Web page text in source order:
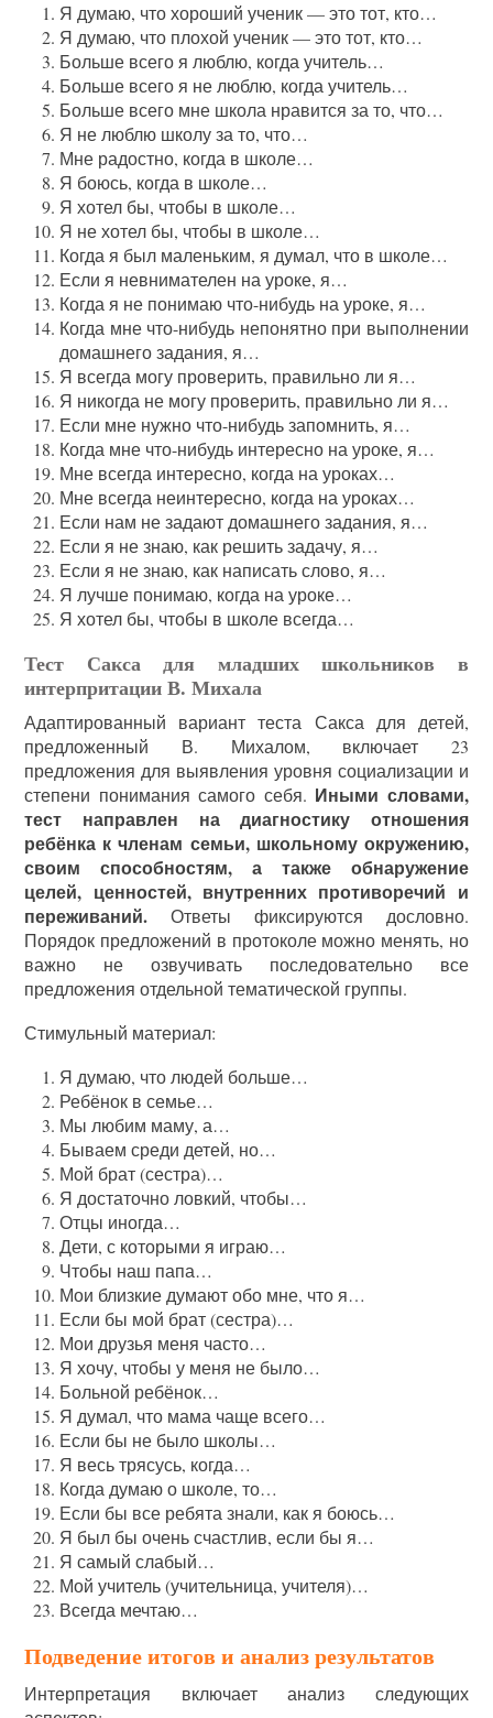
Я думаю, что хороший ученик — это тот, кто…
Я думаю, что плохой ученик — это тот, кто…
Больше всего я люблю, когда учитель…
Больше всего я не люблю, когда учитель…
Больше всего мне школа нравится за то, что…
Я не люблю школу за то, что…
Мне радостно, когда в школе…
Я боюсь, когда в школе…
Я хотел бы, чтобы в школе…
Я не хотел бы, чтобы в школе…
Когда я был маленьким, я думал, что в школе…
Если я невнимателен на уроке, я…
Когда я не понимаю что-нибудь на уроке, я…
Когда мне что-нибудь непонятно при выполнении
домашнего задания, я…
Я всегда могу проверить, правильно ли я…
Я никогда не могу проверить, правильно ли я…
Если мне нужно что-нибудь запомнить, я…
Когда мне что-нибудь интересно на уроке, я…
Мне всегда интересно, когда на уроках…
Мне всегда неинтересно, когда на уроках…
Если нам не задают домашнего задания, я…
Если я не знаю, как решить задачу, я…
Если я не знаю, как написать слово, я…
Я лучше понимаю, когда на уроке…
Я хотел бы, чтобы в школе всегда…
Тест Сакса для младших школьников в
интерпритации В. Михала
Адаптированный вариант теста Сакса для детей,
предложенный В. Михалом, включает 23
предложения для выявления уровня социализации и
степени понимания самого себя. Иными словами,
тест направлен на диагностику отношения
ребёнка к членам семьи, школьному окружению,
своим способностям, а также обнаружение
целей, ценностей, внутренних противоречий и
переживаний. Ответы фиксируются дословно.
Порядок предложений в протоколе можно менять, но
важно не озвучивать последовательно все
предложения отдельной тематической группы.
Стимульный материал:
Я думаю, что людей больше…
Ребёнок в семье…
Мы любим маму, а…
Бываем среди детей, но…
Мой брат (сестра)…
Я достаточно ловкий, чтобы…
Отцы иногда…
Дети, с которыми я играю…
Чтобы наш папа…
Мои близкие думают обо мне, что я…
Если бы мой брат (сестра)…
Мои друзья меня часто…
Я хочу, чтобы у меня не было…
Больной ребёнок…
Я думал, что мама чаще всего…
Если бы не было школы…
Я весь трясусь, когда…
Когда думаю о школе, то…
Если бы все ребята знали, как я боюсь…
Я был бы очень счастлив, если бы я…
Я самый слабый…
Мой учитель (учительница, учителя)…
Всегда мечтаю…
Подведение итогов и анализ результатов
Интерпретация включает анализ следующих